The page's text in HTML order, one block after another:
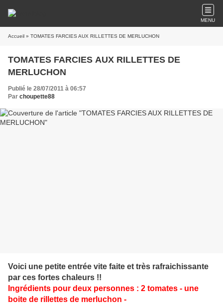
MENU
Accueil » TOMATES FARCIES AUX RILLETTES DE MERLUCHON
TOMATES FARCIES AUX RILLETTES DE
MERLUCHON
Publié le 28/07/2011 à 06:57
Par choupette88
Voici une petite entrée vite faite et très rafraichissante
par ces fortes chaleurs !!
Ingrédients pour deux personnes : 2 tomates - une
boite de rillettes de merluchon -